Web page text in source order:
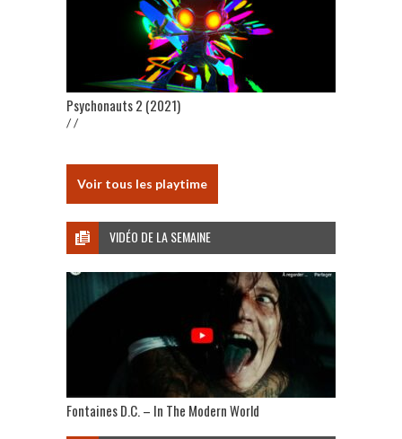
Psychonauts 2 (2021)
/ /
Voir tous les playtime
VIDÉO DE LA SEMAINE
Fontaines D.C. – In The Modern World